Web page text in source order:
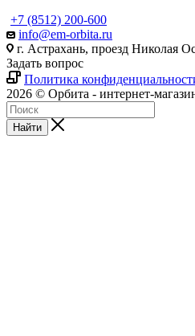
+7 (8512) 200-600
info@em-orbita.ru
г. Астрахань, проезд Николая
Задать вопрос
Политика
2026 © Орбита - интернет-
Найти